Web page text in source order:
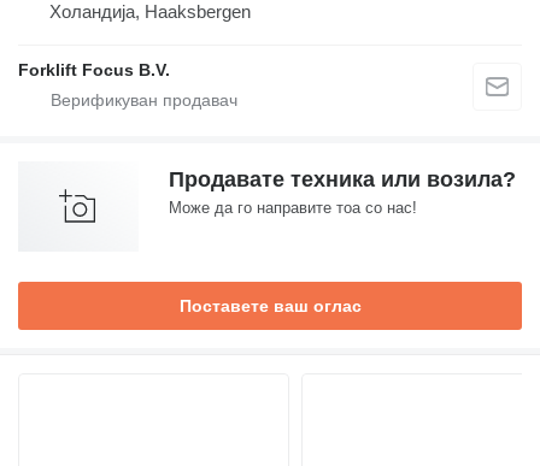
Холандија, Haaksbergen
Forklift Focus B.V.
Продавате техника или возила?
Може да го направите тоа со нас!
Поставете ваш оглас